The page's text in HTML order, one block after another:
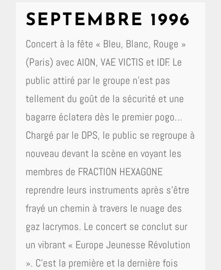
SEPTEMBRE 1996
Concert à la fête « Bleu, Blanc, Rouge »
(Paris) avec AION, VAE VICTIS et IDF. Le
public attiré par le groupe n’est pas
tellement du goût de la sécurité et une
bagarre éclatera dès le premier pogo…
Chargé par le DPS, le public se regroupe à
nouveau devant la scène en voyant les
membres de FRACTION HEXAGONE
reprendre leurs instruments après s’être
frayé un chemin à travers le nuage des
gaz lacrymos. Le concert se conclut sur
un vibrant « Europe Jeunesse Révolution
». C’est la première et la dernière fois